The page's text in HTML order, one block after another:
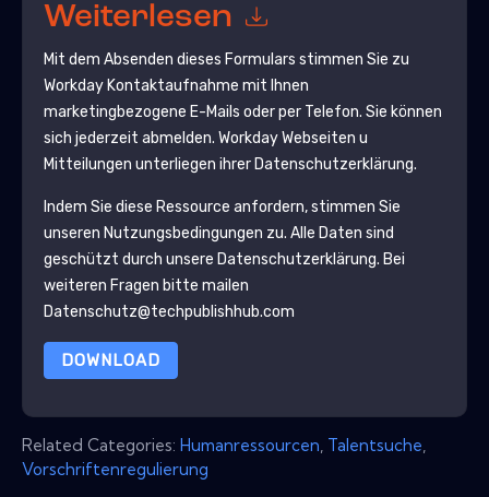
Weiterlesen
Mit dem Absenden dieses Formulars stimmen Sie zu
WorkdayKontaktaufnahme mit Ihnen
marketingbezogene E-Mails oder per Telefon. Sie können
sich jederzeit abmelden. WorkdayWebseiten u
Mitteilungen unterliegen ihrer Datenschutzerklärung.
Indem Sie diese Ressource anfordern, stimmen Sie
unseren Nutzungsbedingungen zu. Alle Daten sind
geschützt durch unsere Datenschutzerklärung. Bei
weiteren Fragen bitte mailen
Datenschutz@techpublishhub.com
DOWNLOAD
Related Categories: Humanressourcen Talentsuche
Vorschriftenregulierung